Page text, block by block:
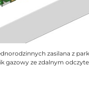
zasilana z
gazowy ze zdalnym